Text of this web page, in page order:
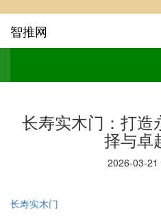
智推网
长寿实木门：打造
择与卓
2026-03-
长寿实木门